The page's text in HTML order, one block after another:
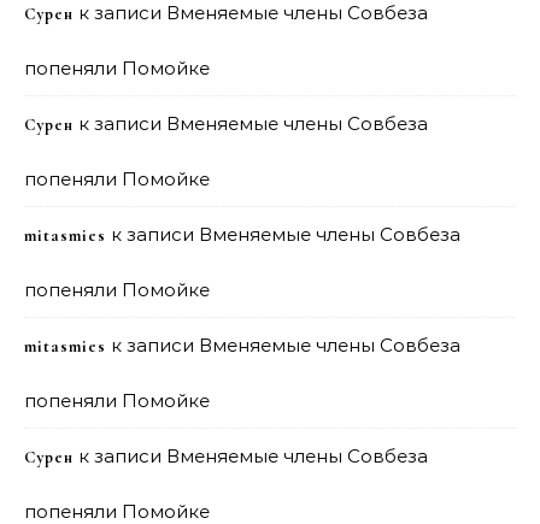
Сурен к записи Вменяемые члены Совбеза
попеняли Помойке
Сурен к записи Вменяемые члены Совбеза
попеняли Помойке
mitasmies к записи Вменяемые члены Совбеза
попеняли Помойке
mitasmies к записи Вменяемые члены Совбеза
попеняли Помойке
Сурен к записи Вменяемые члены Совбеза
попеняли Помойке